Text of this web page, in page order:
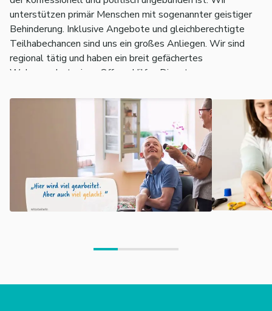
unterstützen primär Menschen mit sogenannter geistiger
Behinderung. Inklusive Angebote und gleichberechtigte
Teilhabechancen sind uns ein großes Anliegen. Wir sind
regional tätig und haben ein breit gefächertes
Wohnangebot, einen Offene Hilfen Dienst,
einen Fachdienst Inklusionsassistenz, inklusive
Kindertagesstätten und Schulkindergarten.
Unser Einzugsgebiet umfasst folgende Städte und
Mannheim, Schwetzingen, Hockenheim, Brühl, Plankstadt,
Eppelheim,
Oftersheim, Reilingen, Altlußheim, Neulußheim und Ketsch